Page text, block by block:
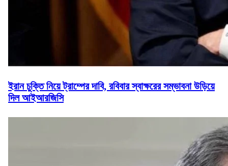
ইরান চুক্তি নিয়ে ট্রাম্পের দাবি, রবিবার স্বাক্ষরের সম্ভাবনা উড়িয়ে
দিল আইআরজিসি